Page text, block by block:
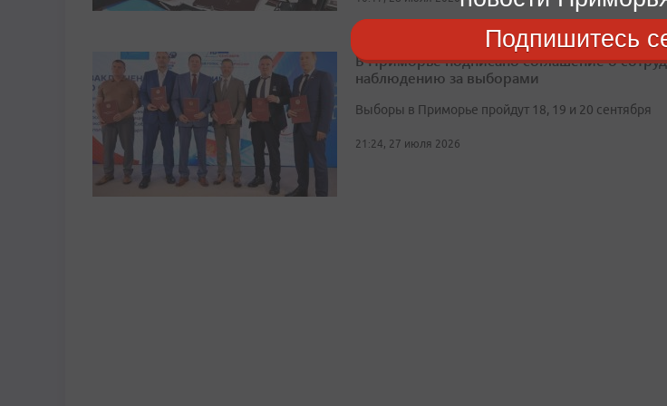
В Приморье подписано соглашение о
наблюдению за выборами
Выборы в Приморье пройдут 18, 19 и 20 сентября
21:24, 27 июля 2026
Подпишитесь